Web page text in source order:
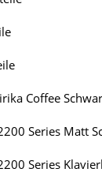
Coffee
Series Matt
Series